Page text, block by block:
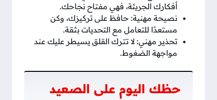
أفكارك الجريئة، فهي مفتاح نجاحك.
نصيحة مهنية: حافظ على تركيزك، وكن
مستعدًا للتعامل مع التحديات بثقة.
تحذير مهني: لا تترك القلق يسيطر عليك عند
مواجهة الضغوط.
حظك اليوم على الصعيد